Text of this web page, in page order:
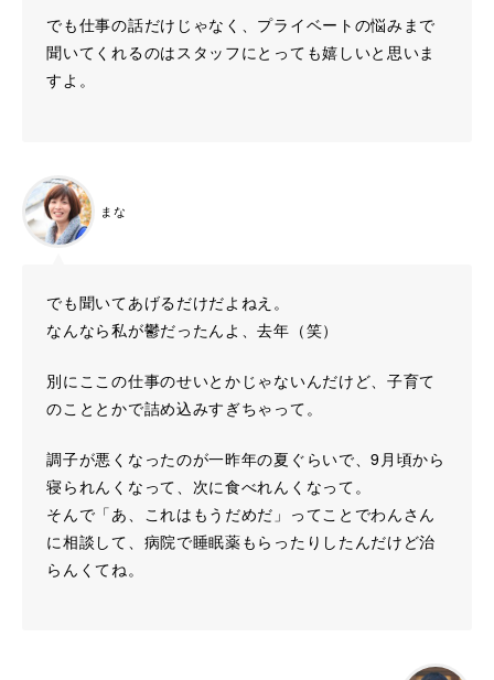
でも仕事の話だけじゃなく、プライベートの悩みまで
聞いてくれるのはスタッフにとっても嬉しいと思いま
すよ。
まな
でも聞いてあげるだけだよねえ。
なんなら私が鬱だったんよ、去年（笑）
別にここの仕事のせいとかじゃないんだけど、子育て
のこととかで詰め込みすぎちゃって。
調子が悪くなったのが一昨年の夏ぐらいで、9月頃から
寝られんくなって、次に食べれんくなって。
そんで「あ、これはもうだめだ」ってことでわんさん
に相談して、病院で睡眠薬もらったりしたんだけど治
らんくてね。